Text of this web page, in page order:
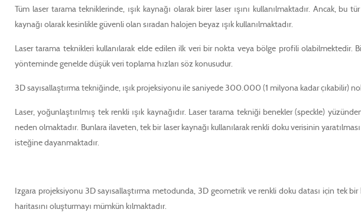
Tüm laser tarama tekniklerinde, ışık kaynağı olarak birer laser ışını kullanılmaktadır. Ancak,
kaynağı olarak kesinlikle güvenli olan sıradan halojen beyaz ışık kullanılmaktadır.
Laser tarama teknikleri kullanılarak elde edilen ilk veri bir nokta veya bölge profili olabilmektedir.
yönteminde genelde düşük veri toplama hızları söz konusudur.
3D sayısallaştırma tekniğinde, ışık projeksiyonu ile saniyede 300.000 (1 milyona kadar çıkabilir)
Laser, yoğunlaştırılmış tek renkli ışık kaynağıdır. Laser tarama tekniği benekler (speckle)
neden olmaktadır. Bunlara ilaveten, tek bir laser kaynağı kullanılarak renkli doku verisinin
isteğine dayanmaktadır.
Izgara projeksiyonu 3D sayısallaştırma metodunda, 3D geometrik ve renkli doku datası için tek
haritasını oluşturmayı mümkün kılmaktadır.